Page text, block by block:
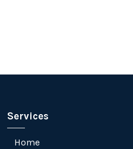
Services
Home